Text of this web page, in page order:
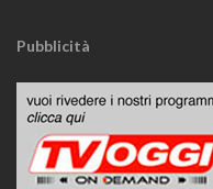
Pubblicità